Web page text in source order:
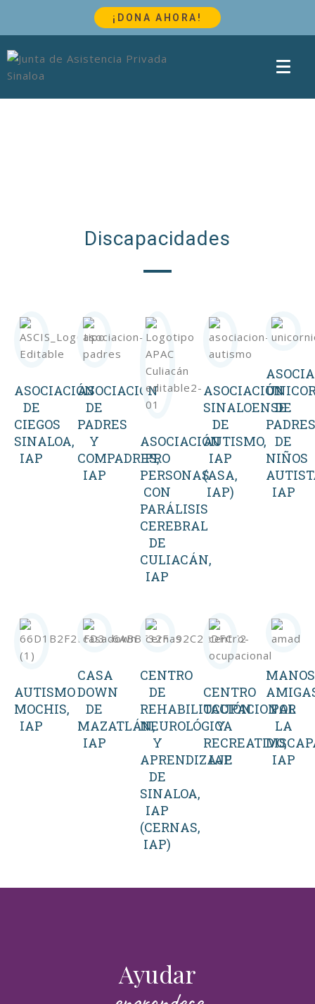
¡DONA AHORA!
Discapacidades
ASOCIACIÓN
DE
CIEGOS
SINALOA,
IAP
ASOCIACIÓN
DE
PADRES
Y
COMPADRES,
IAP
ASOCIACIÓN
PRO
PERSONAS
CON
PARÁLISIS
CEREBRAL
DE
CULIACÁN,
IAP
ASOCIACIÓN
SINALOENSE
DE
AUTISMO,
IAP
(ASA,
IAP)
DE
DE
NIÑOS
IAP
AUTISMO
MOCHIS,
IAP
CASA
DOWN
DE
MAZATLÁN,
IAP
CENTRO
DE
REHABILITACIÓN
NEUROLÓGICA
Y
APRENDIZAJE
DE
SINALOA,
IAP
(CERNAS,
IAP)
CENTRO
OCUPACIONAL
Y
RECREATIVO,
IAP
MANOS
POR
LA
IAP
Ayudar